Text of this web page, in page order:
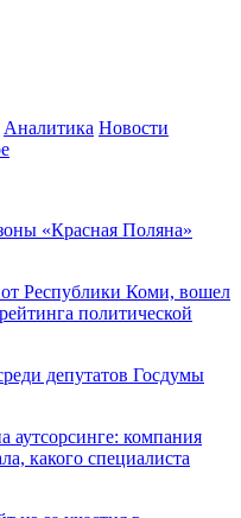
Аналитика Новости
«Красная Поляна»
Республики Коми, вошел
политической
депутатов Госдумы
аутсорсинге: компания
какого специалиста